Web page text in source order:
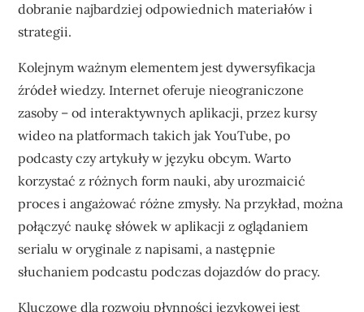
dobranie najbardziej odpowiednich materiałów i
strategii.
Kolejnym ważnym elementem jest dywersyfikacja
źródeł wiedzy. Internet oferuje nieograniczone
zasoby – od interaktywnych aplikacji, przez kursy
wideo na platformach takich jak YouTube, po
podcasty czy artykuły w języku obcym. Warto
korzystać z różnych form nauki, aby urozmaicić
proces i angażować różne zmysły. Na przykład, można
połączyć naukę słówek w aplikacji z oglądaniem
serialu w oryginale z napisami, a następnie
słuchaniem podcastu podczas dojazdów do pracy.
Kluczowe dla rozwoju płynności językowej jest